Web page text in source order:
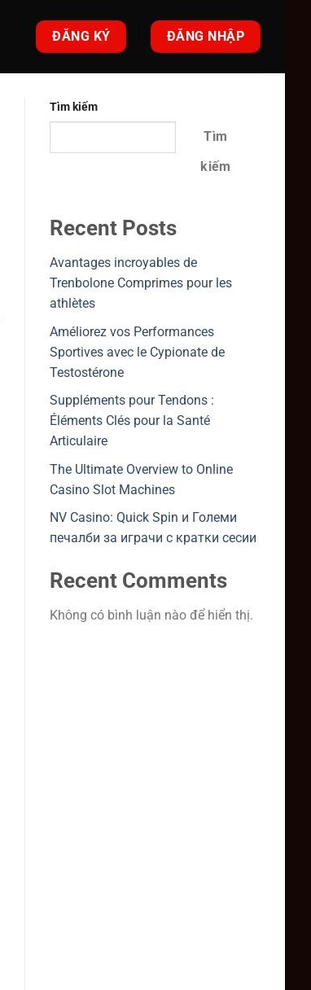
ĐĂNG KÝ ĐĂNG NHẬP
Tìm kiếm
Tìm
kiếm
Recent Posts
Avantages incroyables de
Trenbolone Comprimes pour les
athlètes
Améliorez vos Performances
Sportives avec le Cypionate de
Testostérone
Suppléments pour Tendons :
Éléments Clés pour la Santé
Articulaire
The Ultimate Overview to Online
Casino Slot Machines
NV Casino: Quick Spin и Големи
печалби за играчи с кратки сесии
Recent Comments
Không có bình luận nào để hiển thị.